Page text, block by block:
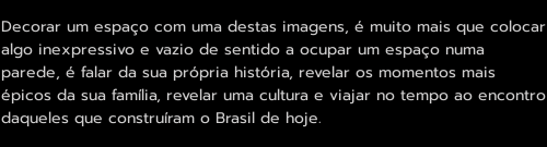
Decorar um espaço com uma destas imagens, é muito mais que colocar
algo inexpressivo e vazio de sentido a ocupar um espaço numa
parede, é falar da sua própria história, revelar os momentos mais
épicos da sua família, revelar uma cultura e viajar no tempo ao encontro
daqueles que construíram o Brasil de hoje.